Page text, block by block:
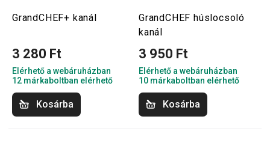
GrandCHEF+ kanál
3 280 Ft
Elérhető a webáruházban
12 márkaboltban elérhető
Kosárba
GrandCHEF húslocsoló
kanál
3 950 Ft
Elérhető a webáruházban
10 márkaboltban elérhető
Kosárba